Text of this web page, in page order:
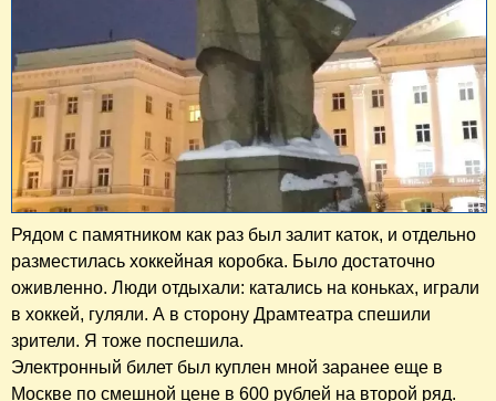
Рядом с памятником как раз был залит каток, и отдельно
разместилась хоккейная коробка. Было достаточно
оживленно. Люди отдыхали: катались на коньках, играли
в хоккей, гуляли. А в сторону Драмтеатра спешили
зрители. Я тоже поспешила.
Электронный билет был куплен мной заранее еще в
Москве по смешной цене в 600 рублей на второй ряд.